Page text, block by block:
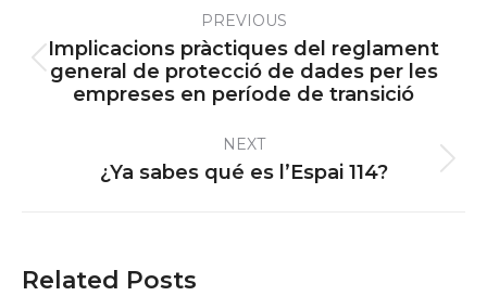
navigationPREVIOUS
Previous
post:
Implicacions pràctiques del reglament
general de protecció de dades per les
empreses en període de transició
NEXT
Next
¿Ya sabes qué es l’Espai 114?
Related Posts